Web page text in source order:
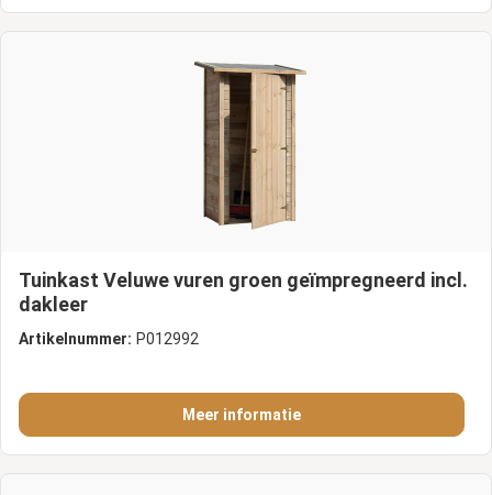
Tuinkast Veluwe vuren groen geïmpregneerd incl.
dakleer
Artikelnummer: P012992
Meer informatie